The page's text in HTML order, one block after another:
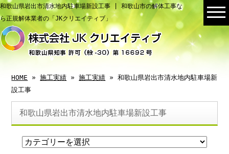
和歌山県岩出市清水地内駐車場新設工事 | 和歌山市の解体工事な
ら正規解体業者の「JKクリエイティブ」
HOME »施工実績 »施工実績 » 和歌山県岩出市清水地内駐車場新
設工事
和歌山県岩出市清水地内駐車場新設工事